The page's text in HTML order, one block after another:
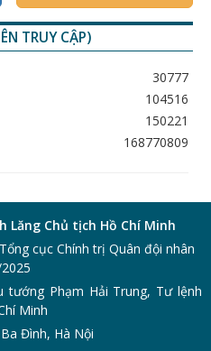
TRUY CẬP)
30777
104516
150221
168770809
Chủ tịch Hồ Chí Minh
cục Chính trị Quân đội nhân
tướng Phạm Hải Trung, Tư lệnh
Minh
Đình, Hà Nội